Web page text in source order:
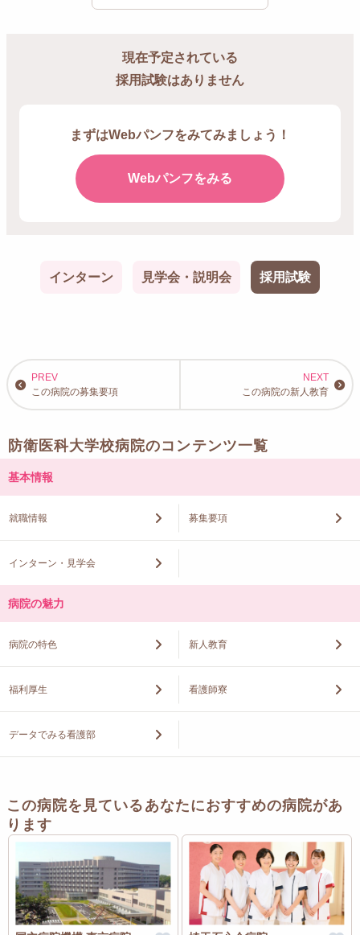
現在予定されている
採用試験はありません
まずはWebパンフをみてみましょう！
Webパンフをみる
インターン 見学会・説明会 採用試験
この病院の募集要項 この病院の新人教育
防衛医科大学校病院のコンテンツ一覧
基本情報
就職情報 募集要項
インターン・見学会
病院の魅力
病院の特色 新人教育
福利厚生 看護師寮
データでみる看護部
この病院を見ているあなたにおすすめの病院があ
ります